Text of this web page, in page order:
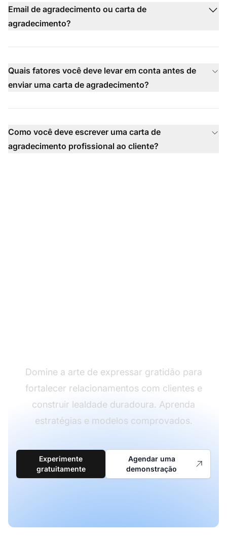
Email de agradecimento ou carta de
agradecimento?
Quais fatores você deve levar em conta antes de
enviar uma carta de agradecimento?
Como você deve escrever uma carta de
agradecimento profissional ao cliente?
Domine a arte de expressar gratidão para
fortalecer relacionamentos com clientes e
construir lealdade duradoura. Aprenda
estratégias e modelos comprovados.
Experimente
gratuitamente
Agendar uma
demonstração